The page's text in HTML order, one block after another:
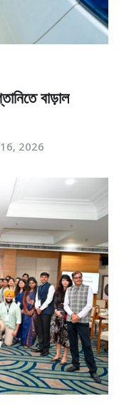
বাড়াল
2026